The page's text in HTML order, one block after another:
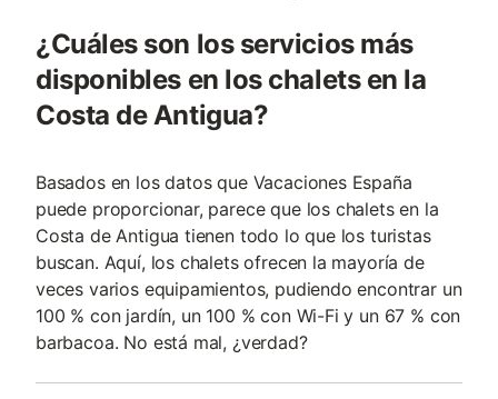
¿Cuáles son los servicios más
disponibles en los chalets en la
Costa de Antigua?
Basados en los datos que Vacaciones España
puede proporcionar, parece que los chalets en la
Costa de Antigua tienen todo lo que los turistas
buscan. Aquí, los chalets ofrecen la mayoría de
veces varios equipamientos, pudiendo encontrar un
100 % con jardín, un 100 % con Wi-Fi y un 67 % con
barbacoa. No está mal, ¿verdad?